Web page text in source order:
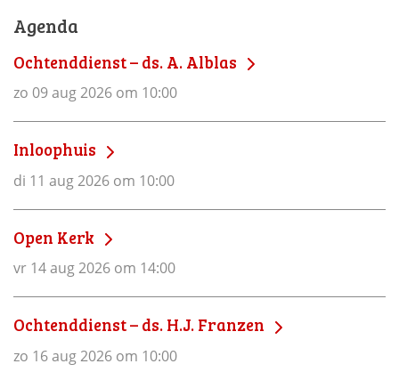
Agenda
Ochtenddienst – ds. A. Alblas
zo 09 aug 2026 om 10:00
Inloophuis
di 11 aug 2026 om 10:00
Open Kerk
vr 14 aug 2026 om 14:00
Ochtenddienst – ds. H.J. Franzen
zo 16 aug 2026 om 10:00